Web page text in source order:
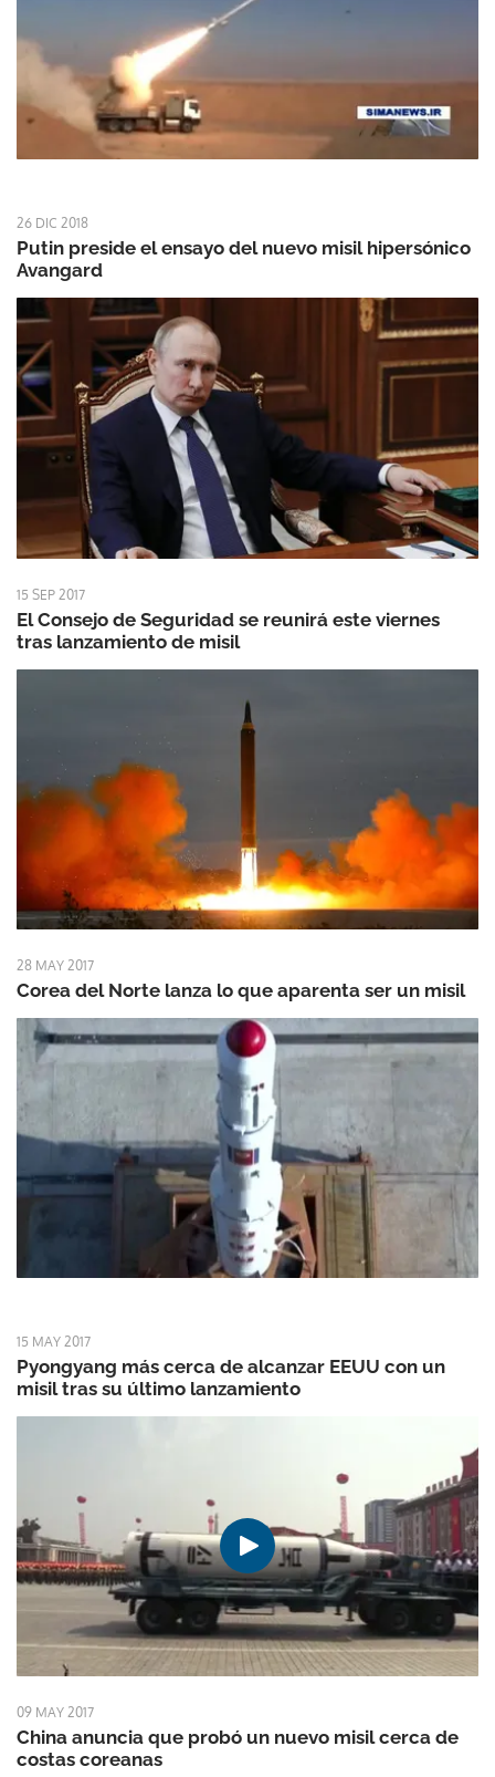
26 DIC 2018
Putin preside el ensayo del nuevo misil hipersónico
Avangard
15 SEP 2017
El Consejo de Seguridad se reunirá este viernes
tras lanzamiento de misil
28 MAY 2017
Corea del Norte lanza lo que aparenta ser un misil
15 MAY 2017
Pyongyang más cerca de alcanzar EEUU con un
misil tras su último lanzamiento
09 MAY 2017
China anuncia que probó un nuevo misil cerca de
costas coreanas